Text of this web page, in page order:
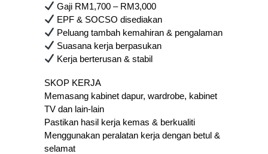
Gaji RM1,700 – RM3,000
EPF & SOCSO disediakan
Peluang tambah kemahiran & pengalaman
Suasana kerja berpasukan
Kerja berterusan & stabil
SKOP KERJA
Memasang kabinet dapur, wardrobe, kabinet
TV dan lain-lain
Pastikan hasil kerja kemas & berkualiti
Menggunakan peralatan kerja dengan betul &
selamat